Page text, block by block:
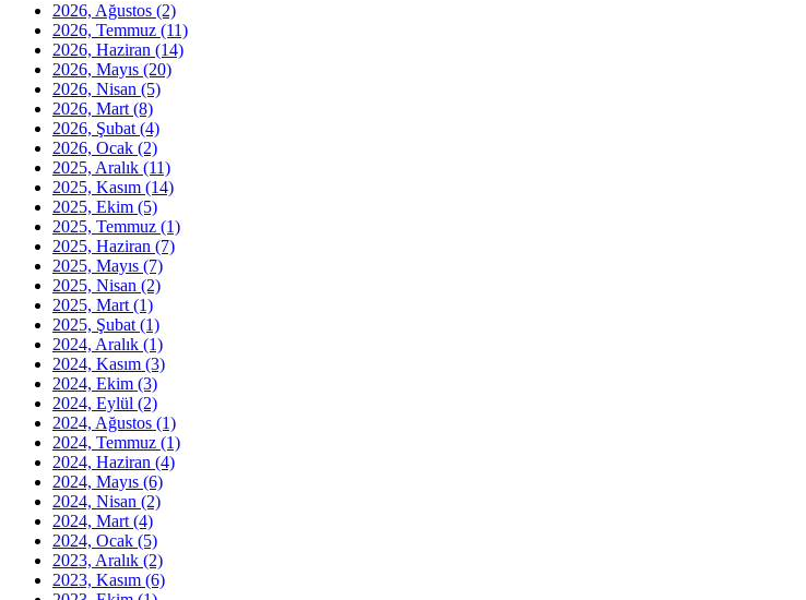
2026, Ağustos (2)
2026, Temmuz (11)
2026, Haziran (14)
2026, Mayıs (20)
2026, Nisan (5)
2026, Mart (8)
2026, Şubat (4)
2026, Ocak (2)
2025, Aralık (11)
2025, Kasım (14)
2025, Ekim (5)
2025, Temmuz (1)
2025, Haziran (7)
2025, Mayıs (7)
2025, Nisan (2)
2025, Mart (1)
2025, Şubat (1)
2024, Aralık (1)
2024, Kasım (3)
2024, Ekim (3)
2024, Eylül (2)
2024, Ağustos (1)
2024, Temmuz (1)
2024, Haziran (4)
2024, Mayıs (6)
2024, Nisan (2)
2024, Mart (4)
2024, Ocak (5)
2023, Aralık (2)
2023, Kasım (6)